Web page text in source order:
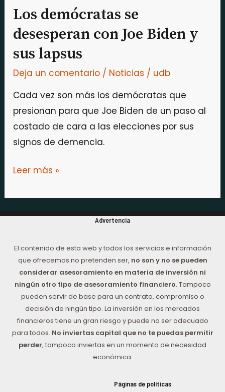
Los demócratas se
desesperan con Joe Biden y
sus lapsus
Deja un comentario / Noticias / udb
Cada vez son más los demócratas que
presionan para que Joe Biden de un paso al
costado de cara a las elecciones por sus
signos de demencia.
lapsus
Leer más »
Advertencia
El contenido de esta web y todos los servicios e información
que ofrecemos no pretenden ser, no son y no se pueden
considerar asesoramiento en materia de inversión ni
ningún otro tipo de asesoramiento financiero. Tampoco
pueden servir de base para un contrato, compromiso o
decisión de ningún tipo. La inversión en los mercados
financieros tiene un gran riesgo y puede no ser adecuado
para todos. No inviertas capital que no te puedas permitir
perder, tampoco inviertas en un momento de necesidad
económica.
Páginas de políticas